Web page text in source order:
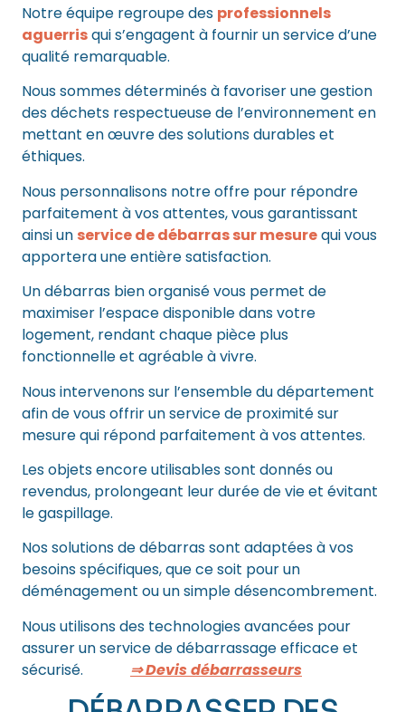
Notre équipe regroupe des professionnels
aguerrisqui s’engagent à fournir un service d’une
qualité remarquable.
Nous sommes déterminés à favoriser une gestion
des déchets respectueuse de l’environnement en
mettant en œuvre des solutions durables et
éthiques.
Nous personnalisons notre offre pour répondre
parfaitement à vos attentes, vous garantissant
ainsi un service de débarras sur mesurequi vous
apportera une entière satisfaction.
Un débarras bien organisé vous permet de
maximiser l’espace disponible dans votre
logement, rendant chaque pièce plus
fonctionnelle et agréable à vivre.
Nous intervenons sur l’ensemble du département
afin de vous offrir un service de proximité sur
mesure qui répond parfaitement à vos attentes.
Les objets encore utilisables sont donnés ou
revendus, prolongeant leur durée de vie et évitant
le gaspillage.
Nos solutions de débarras sont adaptées à vos
besoins spécifiques, que ce soit pour un
déménagement ou un simple désencombrement.
Nous utilisons des technologies avancées pour
assurer un service de débarrassage efficace et
sécurisé. ⇒ Devis débarrasseurs